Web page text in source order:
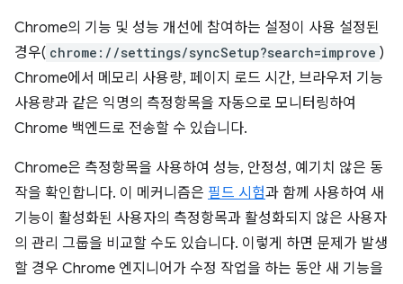
Chrome의 기능 및 성능 개선에 참여하는 설정이 사용 설정된
경우( chrome://settings/syncSetup?search=improve )
Chrome에서 메모리 사용량, 페이지 로드 시간, 브라우저 기능
사용량과 같은 익명의 측정항목을 자동으로 모니터링하여
Chrome 백엔드로 전송할 수 있습니다.
Chrome은 측정항목을 사용하여 성능, 안정성, 예기치 않은 동
작을 확인합니다. 이 메커니즘은 필드 시험과 함께 사용하여 새
기능이 활성화된 사용자의 측정항목과 활성화되지 않은 사용자
의 관리 그룹을 비교할 수도 있습니다. 이렇게 하면 문제가 발생
할 경우 Chrome 엔지니어가 수정 작업을 하는 동안 새 기능을